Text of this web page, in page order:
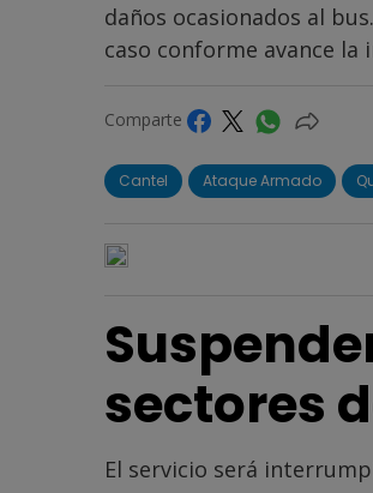
daños ocasionados al
caso conforme avance la
Comparte
Cantel Ataque Armado
sectores
El servicio será